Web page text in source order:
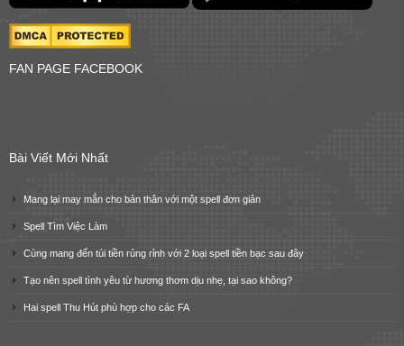
FAN PAGE FACEBOOK
Bài Viết Mới Nhất
Mang lại may mắn cho bản thân với một spell đơn giản
Spell Tìm Việc Làm
Cùng mang đến túi tiền rủng rỉnh với 2 loại spell tiền bạc sau đây
Tạo nên spell tình yêu từ hương thơm dịu nhẹ, tại sao không?
Hai spell Thu Hút phù hợp cho các FA